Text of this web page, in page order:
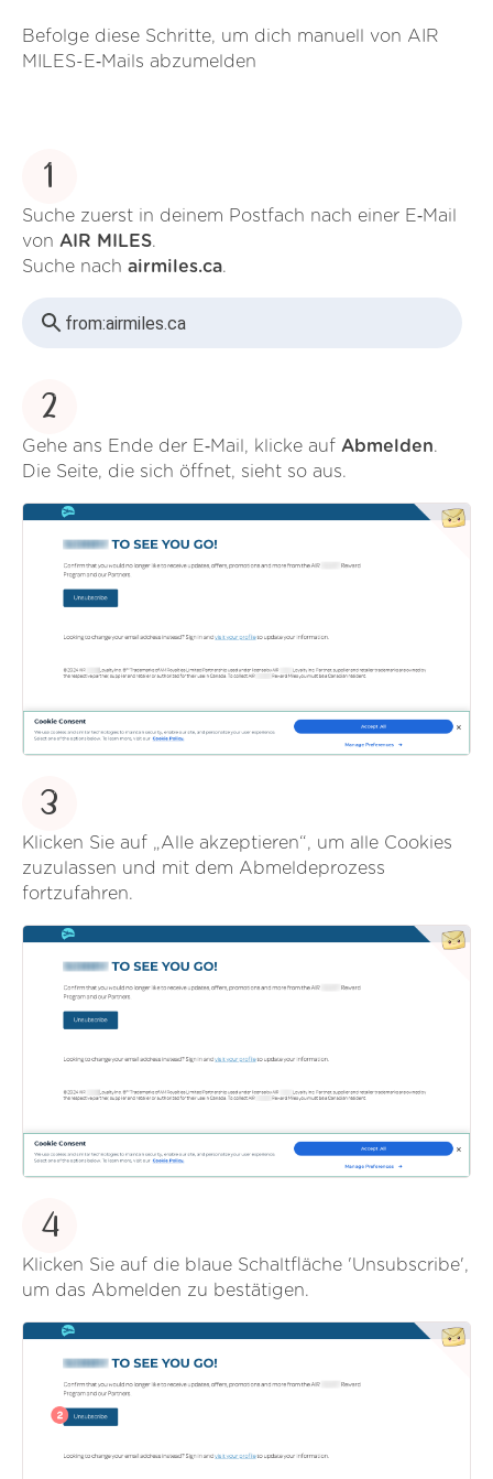
Befolge diese Schritte, um dich manuell von AIR
MILES-E‑Mails abzumelden
1
Suche zuerst in deinem Postfach nach einer E‑Mail
von AIR MILES.
Suche nach airmiles.ca.
from:airmiles.ca
2
Gehe ans Ende der E‑Mail, klicke auf Abmelden.
Die Seite, die sich öffnet, sieht so aus.
3
Klicken Sie auf „Alle akzeptieren“, um alle Cookies
zuzulassen und mit dem Abmeldeprozess
fortzufahren.
4
Klicken Sie auf die blaue Schaltfläche 'Unsubscribe',
um das Abmelden zu bestätigen.